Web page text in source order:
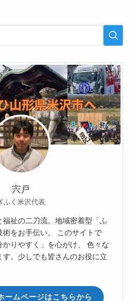
宍戸
ふく米沢代表
福祉の二刀流。地域密着型「ふ
術をお手伝い。 このサイトで
りやすく」を心がけ、 色々な
。少しでも皆さんのお役に立
ームページはこちらから